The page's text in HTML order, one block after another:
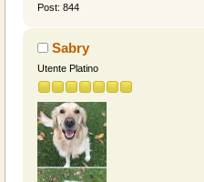
Post: 844
Sabry
Utente Platino